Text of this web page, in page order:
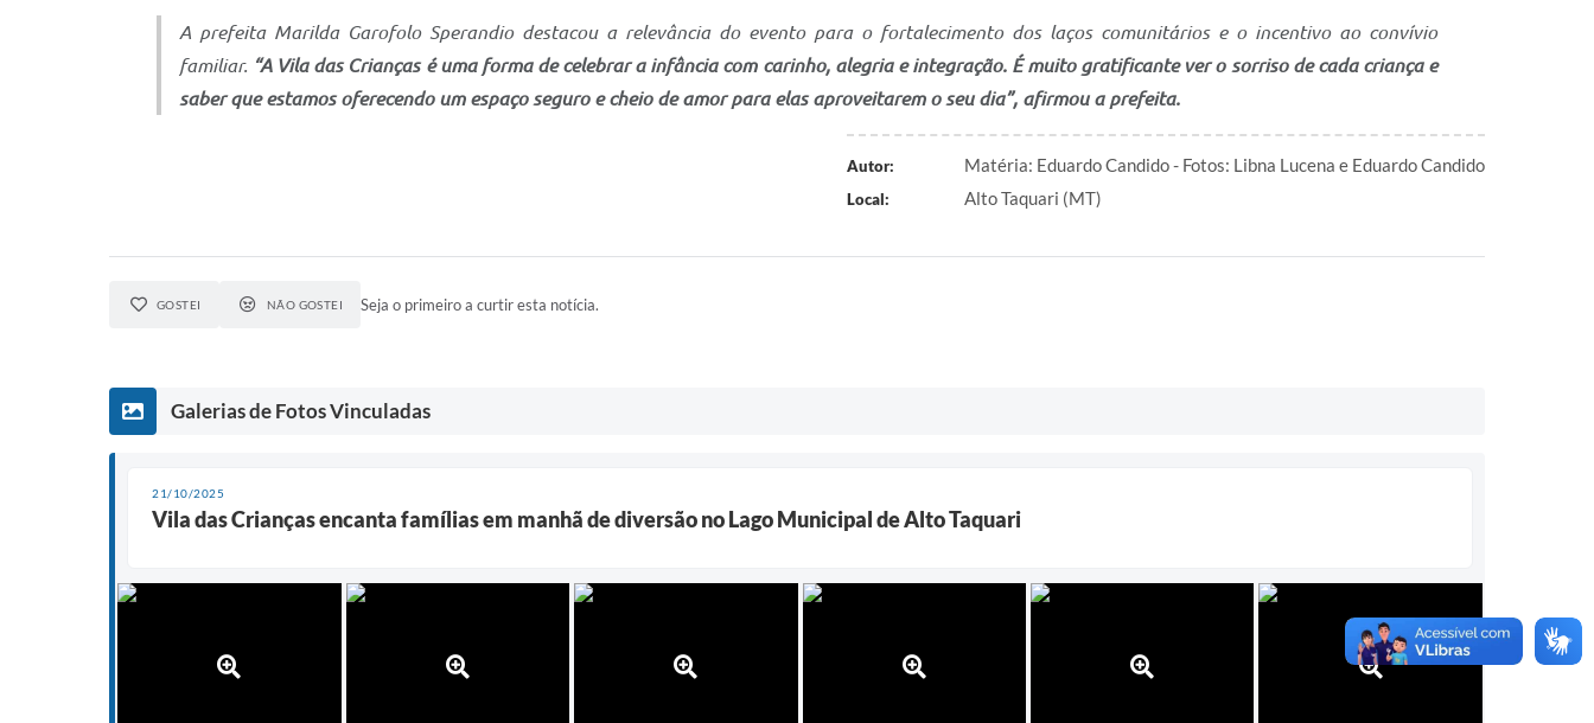
A prefeita Marilda Garofolo Sperandio destacou a relevância do evento para o fortalecimento dos laços comunitários e o incentivo ao convívio
familiar. “A Vila das Crianças é uma forma de celebrar a infância com carinho, alegria e integração. É muito gratificante ver o sorriso de cada criança e
saber que estamos oferecendo um espaço seguro e cheio de amor para elas aproveitarem o seu dia”, afirmou a prefeita.
Autor: Matéria: Eduardo Candido - Fotos: Libna Lucena e Eduardo Candido
Local: Alto Taquari (MT)
GOSTEI NÃO GOSTEI Seja o primeiro a curtir esta notícia.
Galerias de Fotos Vinculadas
21/10/2025
Vila das Crianças encanta famílias em manhã de diversão no Lago Municipal de Alto Taquari